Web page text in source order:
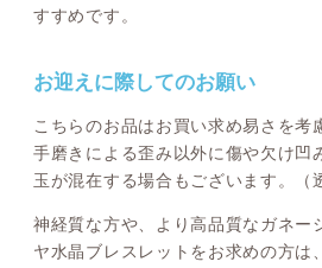
すすめです。
お迎えに際してのお願い
こちらのお品はお買い求め易さを考
手磨きによる歪み以外に傷や欠け凹
玉が混在する場合もございます。（
神経質な方や、より高品質なガネー
ヤ水晶ブレスレットをお求めの方は、